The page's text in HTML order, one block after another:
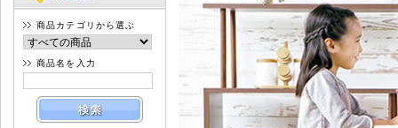
商品カテゴリから選ぶ
商品名を入力